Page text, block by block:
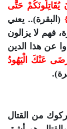
يُقَاتِلُونَكُمْ حَتَّى
(البقرة).. يعني
فهم لا يزالون
عن هذا الدين
عَنْكَ الْيَهُودُ
من القتال